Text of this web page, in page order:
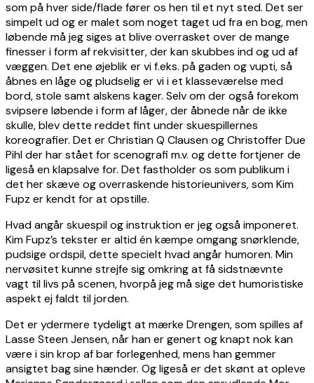
som på hver side/flade fører os hen til et nyt sted. Det ser
simpelt ud og er malet som noget taget ud fra en bog, men
løbende må jeg siges at blive overrasket over de mange
finesser i form af rekvisitter, der kan skubbes ind og ud af
væggen. Det ene øjeblik er vi f.eks. på gaden og vupti, så
åbnes en låge og pludselig er vi i et klasseværelse med
bord, stole samt alskens kager. Selv om der også forekom
svipsere løbende i form af låger, der åbnede når de ikke
skulle, blev dette reddet fint under skuespillernes
koreografier. Det er Christian Q Clausen og Christoffer Due
Pihl der har stået for scenografi m.v. og dette fortjener de
ligeså en klapsalve for. Det fastholder os som publikum i
det her skæve og overraskende historieunivers, som Kim
Fupz er kendt for at opstille.
Hvad angår skuespil og instruktion er jeg også imponeret.
Kim Fupz’s tekster er altid én kæmpe omgang snørklende,
pudsige ordspil, dette specielt hvad angår humoren. Min
nervøsitet kunne strejfe sig omkring at få sidstnævnte
vagt til livs på scenen, hvorpå jeg må sige det humoristiske
aspekt ej faldt til jorden.
Det er ydermere tydeligt at mærke Drengen, som spilles af
Lasse Steen Jensen, når han er genert og knapt nok kan
være i sin krop af bar forlegenhed, mens han gemmer
ansigtet bag sine hænder. Og ligeså er det skønt at opleve